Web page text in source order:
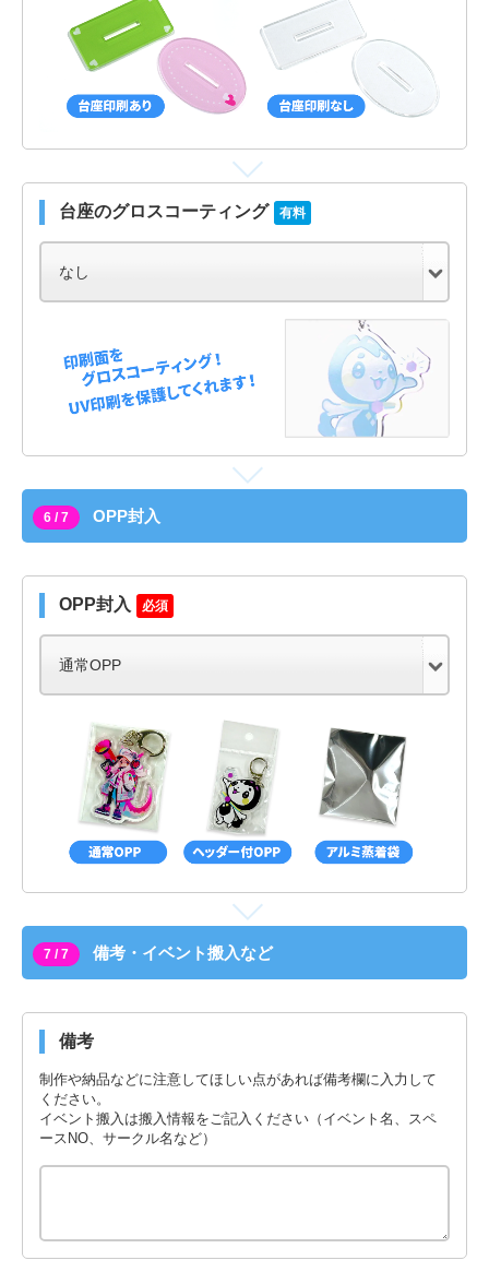
台座のグロスコーティング 有料
6 / 7 OPP封入
OPP封入 必須
7 / 7 備考・イベント搬入など
備考
制作や納品などに注意してほしい点があれば備考欄に入力して
ください。
イベント搬入は搬入情報をご記入ください（イベント名、スペ
ースNO、サークル名など）